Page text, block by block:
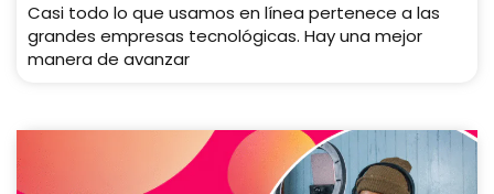
Casi todo lo que usamos en línea pertenece a las
grandes empresas tecnológicas. Hay una mejor
manera de avanzar